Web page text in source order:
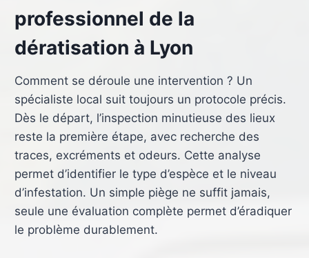
professionnel de la
dératisation à Lyon
Comment se déroule une intervention ? Un
spécialiste local suit toujours un protocole précis.
Dès le départ, l’inspection minutieuse des lieux
reste la première étape, avec recherche des
traces, excréments et odeurs. Cette analyse
permet d’identifier le type d’espèce et le niveau
d’infestation. Un simple piège ne suffit jamais,
seule une évaluation complète permet d’éradiquer
le problème durablement.